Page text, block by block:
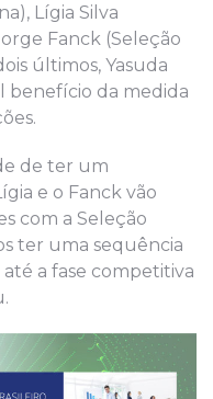
Lígia Silva
Fanck (Seleção
últimos, Yasuda
benefício da medida
de ter um
e o Fanck vão
com a Seleção
ter uma sequência
a fase competitiva